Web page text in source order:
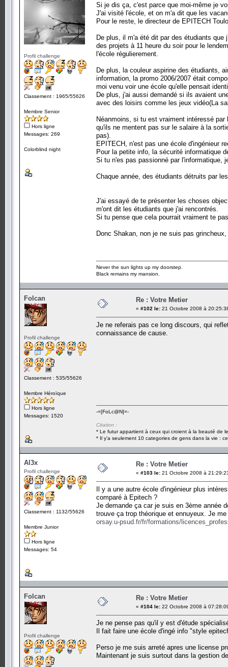
Profil challenge
Classement : 1965/55626
Membre Senior
Hors ligne
Messages: 269
Colorblind night
Si je dis ça, c'est parce que moi-même je
J'ai visité l'école, et on m'a dit que les
Pour le reste, le directeur de EPITECH
De plus, il m'a été dit par des étudiants
des projets à 11 heure du soir pour le
l'école régulierement.
De plus, la couleur aspirine des étudiants,
information, la promo 2006/2007 était
moi venu voir une école qu'elle pensait
De plus, j'ai aussi demandé si ils avaient
avec des loisirs comme les jeux vidéo(La
Néanmoins, si tu est vraiment intéressé
qu'ils ne mentent pas sur le salaire à la
pas).
EPITECH, n'est pas une école d'ingénieur
Pour la petite info, la sécurité informatique
Si tu n'es pas passionné par l'informatique,
Chaque année, des étudiants détruits par
J'ai essayé de te présenter les choses
m'ont dit les étudiants que j'ai rencontrés.
Si tu pense que cela pourrait vraiment te
Donc Shakan, non je ne suis pas
Never the sun lights up my doorstep.
Black remains my mansion.
Folcan
Profil challenge
Classement : 535/55626
Membre Héroïque
Hors ligne
Messages: 1520
Re : Votre Metier
« #102 le: 21 Octobre 2008 à
Je ne referais pas ce long discours, qui
connaissance de cause.
-=[FoLc@N]=-
Citation :
* Le futur appartient à ceux qui croient à la beauté de
* Il y'a seulement 10 categories de gens dans la vie :
Al3x
Profil challenge
Classement : 1132/55626
Membre Junior
Hors ligne
Messages: 54
Re : Votre Metier
« #103 le: 21 Octobre 2008 à
Il y a une autre école d'ingénieur plus
comparé à Epitech ?
Je demande ça car je suis en 3ème année
trouve ça trop théorique et ennuyeux. Je
orsay.u-psud.fr/fr/formations/
Folcan
Profil challenge
Re : Votre Metier
« #104 le: 22 Octobre 2008 à
Je ne pense pas qu'il y est d'étude
Il fait faire une école d'ingé info "style
Perso je me suis arreté apres une license
Maintenant je suis surtout dans la gestion